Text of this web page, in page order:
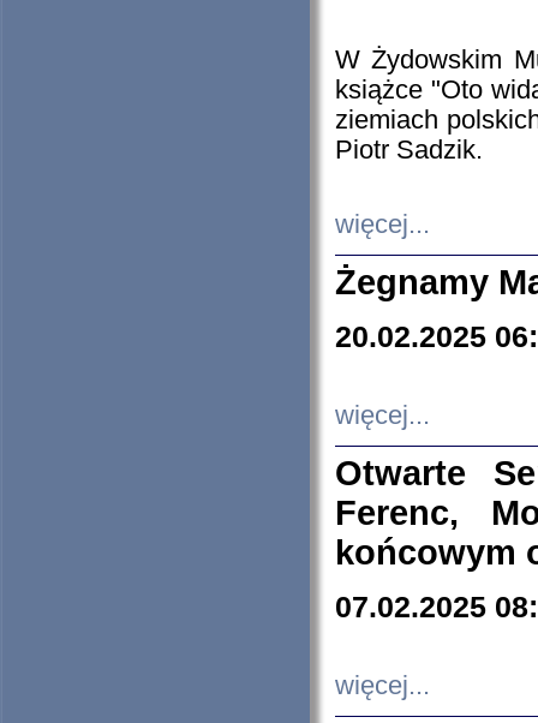
W Żydowskim
książce "Oto
ziemiach
Piotr Sadzik.
więcej...
Żegnamy
20.02.2025
więcej...
Otwarte
Ferenc,
końcowym
07.02.2025
więcej...